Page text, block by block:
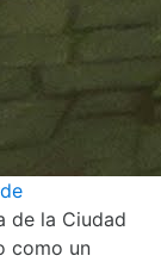
de la Ciudad
como un